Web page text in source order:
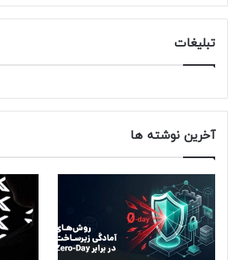
تبلیغات
آخرین نوشته ها